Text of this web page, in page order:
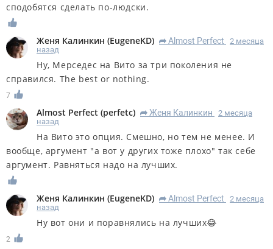
сподобятся сделать по-людски.
Женя Калинкин (EugeneKD) R Almost Perfect
2 месяца
назад
Ну, Мерседес на Вито за три поколения не
справился. The best or nothing.
7
Almost Perfect (perfetc) R Женя Калинкин
2 месяца
назад
На Вито это опция. Смешно, но тем не менее. И
вообще, аргумент "а вот у других тоже плохо" так себе
аргумент. Равняться надо на лучших.
Женя Калинкин (EugeneKD) R Almost Perfect
2 месяца
назад
Ну вот они и поравнялись на лучших😂
2